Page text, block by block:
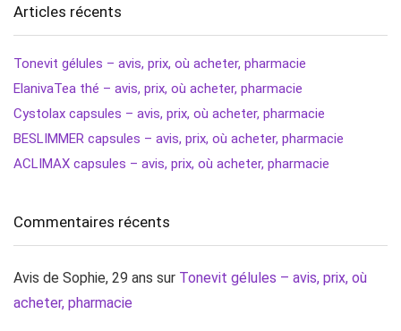
Articles récents
Tonevit gélules – avis, prix, où acheter, pharmacie
ElanivaTea thé – avis, prix, où acheter, pharmacie
Cystolax capsules – avis, prix, où acheter, pharmacie
BESLIMMER capsules – avis, prix, où acheter, pharmacie
ACLIMAX capsules – avis, prix, où acheter, pharmacie
Commentaires récents
Avis de Sophie, 29 ans sur Tonevit gélules – avis, prix, où
acheter, pharmacie